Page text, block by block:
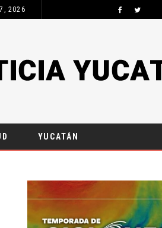
CONGRESO INTERNACIONAL BOI-MAS
2026
YUCATÁN